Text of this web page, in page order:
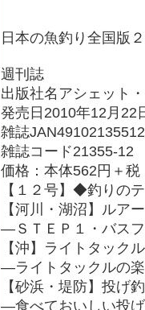
日本の魚釣り全国版
週刊誌
出版社名アシェット
発売日2010年12月22
雑誌
雑誌コード21355-12
価格：本体562円＋税
【１２号】◆釣りの
【河川・湖沼】ルア
―ＳＴＥＰ１・バス
【沖】ライトタック
―ライトタックルの
【砂浜・堤防】投げ
―食べておいしい投